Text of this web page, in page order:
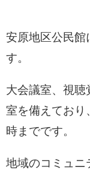
安原地区公民館
す。
大会議室、視聴
室を備えており
時までです。
地域のコミュニ